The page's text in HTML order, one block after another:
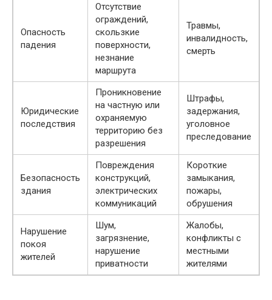
Опасность
падения
Отсутствие
ограждений,
скользкие
поверхности,
незнание
маршрута
Травмы,
инвалидность,
смерть
Юридические
последствия
Проникновение
на частную или
охраняемую
территорию без
разрешения
Штрафы,
задержания,
уголовное
преследование
Безопасность
здания
Повреждения
конструкций,
электрических
коммуникаций
Короткие
замыкания,
пожары,
обрушения
Нарушение
покоя
жителей
Шум,
загрязнение,
нарушение
приватности
Жалобы,
конфликты с
местными
жителями